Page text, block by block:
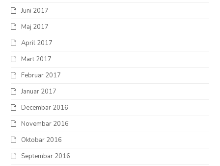
Juni 2017
Maj 2017
April 2017
Mart 2017
Februar 2017
Januar 2017
Decembar 2016
Novembar 2016
Oktobar 2016
Septembar 2016